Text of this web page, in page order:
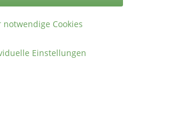
notwendige Cookies
Einstellungen